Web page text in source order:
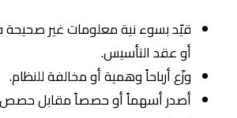
قيّد بسوء نية معلومات غير صحيحة
أو عقد التأسيس.
وزّع أرباحاً وهمية أو مخالفة للنظام.
أصدر أسهماً أو حصصاً مقابل حصص